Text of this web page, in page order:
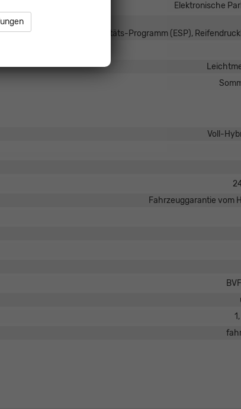
Elektronische
Elektronisches Stabilitäts-Programm (ESP),
Voll-
Fahrzeuggarantie vom